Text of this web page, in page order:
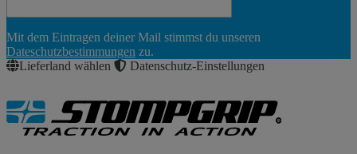
Abonnieren
Mit dem Eintragen deiner Mail stimmst du unseren
Dateschutzbestimmungen zu.
Lieferland wählen
Datenschutz-Einstellungen